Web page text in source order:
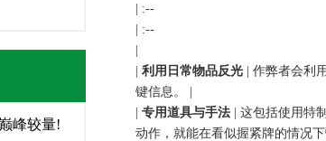
峰较量!
| :--
| :--
|
| 利用日常物品反光| 作弊者会利
键信息。 |
| 专用道具与手法| 这包括使用特
动作，就能在看似握紧牌的情况